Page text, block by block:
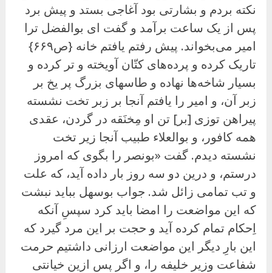
نکته بردم و بشارتی بود آغاجی بستد و پیش برد
پس از یک ساعت برآمد و گفت ای بوالفضل ترا
امیر می‌بخواند. پیش رفتم یافتم خانه {ص۶۶۹}
تاریک کرده و پرده‌های کتّان آویخته و تر کرده و
بسیار شاخه‌ها نهاده و طاسهای بزرگ پر یخ بر
زبر آن، و امیر را یافتم آنجا بر زبر تخت نشسته
پیراهن توزی [بر] تن او مِخنَقه در گردن، عقدی
همه کافور، و بوالعلاء طبیب آنجا زیر تخت
نشسته دیدم. گفت «بونصر را بگوی که امروز
درستم، و درین دو سه روز بار داده آید، که علت
و تب تمامی زائل شد. جواب بوسهل بباید نبشت
که این مواضعت را امضا باید کرد سپسِ آنکه
اِحکام تمام کرده آید و حجت بر این مرد گیرد که
این بارِ دیگر این مواضعت ارزانی داشتیم حرمت
شفاعت وزیر خلیفه را، و اگر پس ازین خیانتی